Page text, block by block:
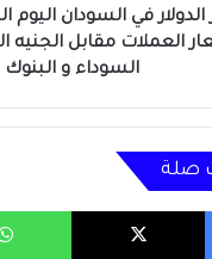
اسعار العملات مقابل
السوداء و البنوك
صلة